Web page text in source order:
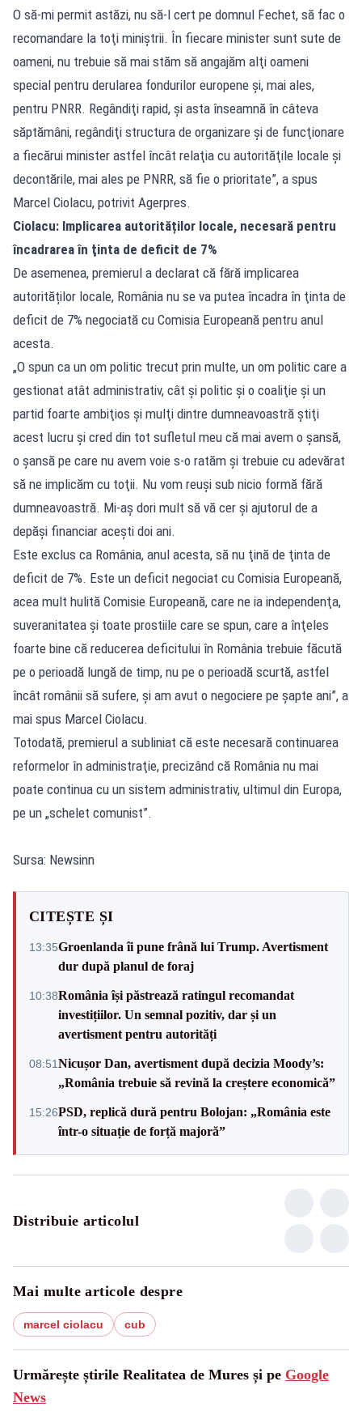
O să-mi permit astăzi, nu să-l cert pe domnul Fechet, să fac o
recomandare la toţi miniştrii. În fiecare minister sunt sute de
oameni, nu trebuie să mai stăm să angajăm alţi oameni
special pentru derularea fondurilor europene şi, mai ales,
pentru PNRR. Regândiţi rapid, şi asta înseamnă în câteva
săptămâni, regândiţi structura de organizare şi de funcţionare
a fiecărui minister astfel încât relaţia cu autorităţile locale şi
decontările, mai ales pe PNRR, să fie o prioritate”, a spus
Marcel Ciolacu, potrivit Agerpres.
Ciolacu: Implicarea autorităților locale, necesară pentru
încadrarea în ţinta de deficit de 7%
De asemenea, premierul a declarat că fără implicarea
autorităților locale, România nu se va putea încadra în ţinta de
deficit de 7% negociată cu Comisia Europeană pentru anul
acesta.
„O spun ca un om politic trecut prin multe, un om politic care a
gestionat atât administrativ, cât şi politic şi o coaliţie şi un
partid foarte ambiţios şi mulţi dintre dumneavoastră ştiţi
acest lucru şi cred din tot sufletul meu că mai avem o şansă,
o şansă pe care nu avem voie s-o ratăm şi trebuie cu adevărat
să ne implicăm cu toţii. Nu vom reuşi sub nicio formă fără
dumneavoastră. Mi-aş dori mult să vă cer şi ajutorul de a
depăşi financiar aceşti doi ani.
Este exclus ca România, anul acesta, să nu ţină de ţinta de
deficit de 7%. Este un deficit negociat cu Comisia Europeană,
acea mult hulită Comisie Europeană, care ne ia independenţa,
suveranitatea şi toate prostiile care se spun, care a înţeles
foarte bine că reducerea deficitului în România trebuie făcută
pe o perioadă lungă de timp, nu pe o perioadă scurtă, astfel
încât românii să sufere, şi am avut o negociere pe şapte ani”, a
mai spus Marcel Ciolacu.
Totodată, premierul a subliniat că este necesară continuarea
reformelor în administraţie, precizând că România nu mai
poate continua cu un sistem administrativ, ultimul din Europa,
pe un „schelet comunist”.
Sursa: Newsinn
CITEȘTE ȘI
13:35Groenlanda îi pune frână lui Trump. Avertisment
dur după planul de foraj
10:38România își păstrează ratingul recomandat
investițiilor. Un semnal pozitiv, dar și un
avertisment pentru autorități
08:51Nicușor Dan, avertisment după decizia Moody’s:
„România trebuie să revină la creștere economică”
15:26PSD, replică dură pentru Bolojan: „România este
într-o situație de forță majoră”
Distribuie articolul
Mai multe articole despre
marcel ciolacu cub
Urmărește știrile Realitatea de Mures și pe Google
News